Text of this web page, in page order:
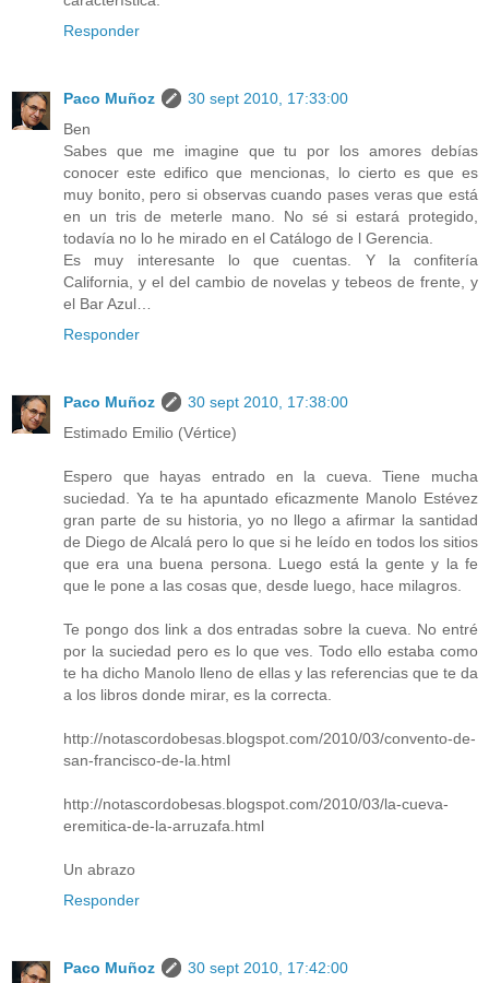
Responder
Paco Muñoz
30 sept 2010, 17:33:00
Ben
Sabes que me imagine que tu por los amores debías
conocer este edifico que mencionas, lo cierto es que es
muy bonito, pero si observas cuando pases veras que está
en un tris de meterle mano. No sé si estará protegido,
todavía no lo he mirado en el Catálogo de l Gerencia.
Es muy interesante lo que cuentas. Y la confitería
California, y el del cambio de novelas y tebeos de frente, y
el Bar Azul…
Responder
Paco Muñoz
30 sept 2010, 17:38:00
Estimado Emilio (Vértice)
Espero que hayas entrado en la cueva. Tiene mucha
suciedad. Ya te ha apuntado eficazmente Manolo Estévez
gran parte de su historia, yo no llego a afirmar la santidad
de Diego de Alcalá pero lo que si he leído en todos los sitios
que era una buena persona. Luego está la gente y la fe
que le pone a las cosas que, desde luego, hace milagros.
Te pongo dos link a dos entradas sobre la cueva. No entré
por la suciedad pero es lo que ves. Todo ello estaba como
te ha dicho Manolo lleno de ellas y las referencias que te da
a los libros donde mirar, es la correcta.
http://notascordobesas.blogspot.com/2010/03/convento-de-
san-francisco-de-la.html
http://notascordobesas.blogspot.com/2010/03/la-cueva-
eremitica-de-la-arruzafa.html
Un abrazo
Responder
Paco Muñoz
30 sept 2010, 17:42:00